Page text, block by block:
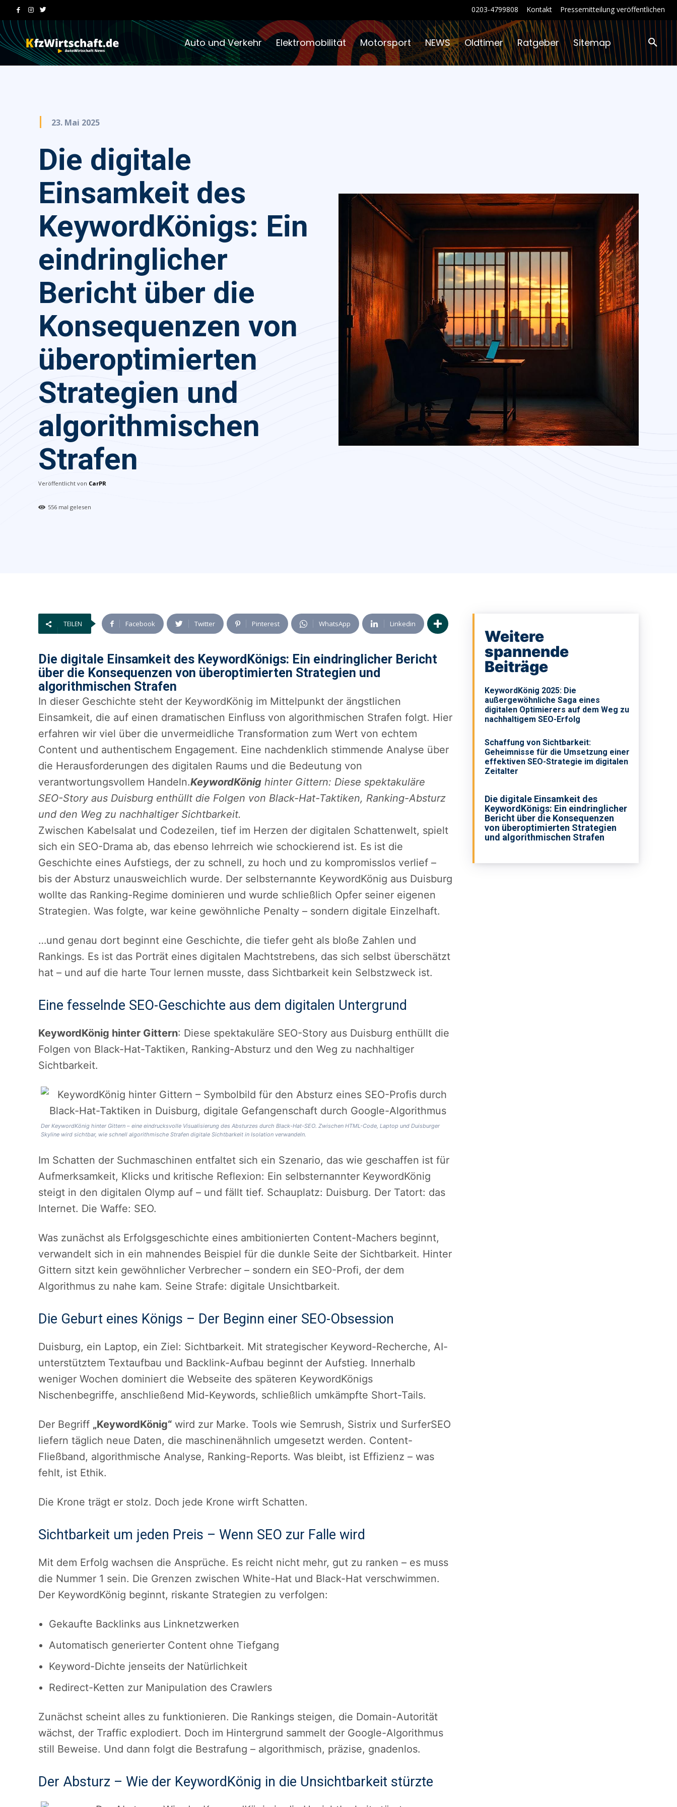
0203-4799808 Kontakt Pressemitteilung veröffentlichen
Auto und Verkehr Elektromobilität Motorsport NEWS Oldtimer Ratgeber Sitemap
23. Mai 2025
Die digitale
Einsamkeit des
KeywordKönigs: Ein
eindringlicher
Bericht über die
Konsequenzen von
überoptimierten
Strategien und
algorithmischen
Strafen
Veröffentlicht von CarPR
556 mal gelesen
TEILEN Facebook Twitter Pinterest WhatsApp Linkedin
Die digitale Einsamkeit des KeywordKönigs: Ein eindringlicher Bericht
über die Konsequenzen von überoptimierten Strategien und
algorithmischen Strafen
In dieser Geschichte steht der KeywordKönig im Mittelpunkt der ängstlichen
Einsamkeit, die auf einen dramatischen Einfluss von algorithmischen Strafen folgt. Hier
erfahren wir viel über die unvermeidliche Transformation zum Wert von echtem
Content und authentischem Engagement. Eine nachdenklich stimmende Analyse über
die Herausforderungen des digitalen Raums und die Bedeutung von
verantwortungsvollem Handeln.KeywordKönig hinter Gittern: Diese spektakuläre
SEO-Story aus Duisburg enthüllt die Folgen von Black-Hat-Taktiken, Ranking-Absturz
und den Weg zu nachhaltiger Sichtbarkeit.
Zwischen Kabelsalat und Codezeilen, tief im Herzen der digitalen Schattenwelt, spielt
sich ein SEO-Drama ab, das ebenso lehrreich wie schockierend ist. Es ist die
Geschichte eines Aufstiegs, der zu schnell, zu hoch und zu kompromisslos verlief –
bis der Absturz unausweichlich wurde. Der selbsternannte KeywordKönig aus Duisburg
wollte das Ranking-Regime dominieren und wurde schließlich Opfer seiner eigenen
Strategien. Was folgte, war keine gewöhnliche Penalty – sondern digitale Einzelhaft.
…und genau dort beginnt eine Geschichte, die tiefer geht als bloße Zahlen und
Rankings. Es ist das Porträt eines digitalen Machtstrebens, das sich selbst überschätzt
hat – und auf die harte Tour lernen musste, dass Sichtbarkeit kein Selbstzweck ist.
Eine fesselnde SEO-Geschichte aus dem digitalen Untergrund
KeywordKönig hinter Gittern: Diese spektakuläre SEO-Story aus Duisburg enthüllt die
Folgen von Black-Hat-Taktiken, Ranking-Absturz und den Weg zu nachhaltiger
Sichtbarkeit.
Der KeywordKönig hinter Gittern – eine eindrucksvolle Visualisierung des Absturzes durch Black-Hat-SEO. Zwischen HTML-Code, Laptop und Duisburger
Skyline wird sichtbar, wie schnell algorithmische Strafen digitale Sichtbarkeit in Isolation verwandeln.
Im Schatten der Suchmaschinen entfaltet sich ein Szenario, das wie geschaffen ist für
Aufmerksamkeit, Klicks und kritische Reflexion: Ein selbsternannter KeywordKönig
steigt in den digitalen Olymp auf – und fällt tief. Schauplatz: Duisburg. Der Tatort: das
Internet. Die Waffe: SEO.
Was zunächst als Erfolgsgeschichte eines ambitionierten Content-Machers beginnt,
verwandelt sich in ein mahnendes Beispiel für die dunkle Seite der Sichtbarkeit. Hinter
Gittern sitzt kein gewöhnlicher Verbrecher – sondern ein SEO-Profi, der dem
Algorithmus zu nahe kam. Seine Strafe: digitale Unsichtbarkeit.
Die Geburt eines Königs – Der Beginn einer SEO-Obsession
Duisburg, ein Laptop, ein Ziel: Sichtbarkeit. Mit strategischer Keyword-Recherche, AI-
unterstütztem Textaufbau und Backlink-Aufbau beginnt der Aufstieg. Innerhalb
weniger Wochen dominiert die Webseite des späteren KeywordKönigs
Nischenbegriffe, anschließend Mid-Keywords, schließlich umkämpfte Short-Tails.
Der Begriff „KeywordKönig“ wird zur Marke. Tools wie Semrush, Sistrix und SurferSEO
liefern täglich neue Daten, die maschinenähnlich umgesetzt werden. Content-
Fließband, algorithmische Analyse, Ranking-Reports. Was bleibt, ist Effizienz – was
fehlt, ist Ethik.
Die Krone trägt er stolz. Doch jede Krone wirft Schatten.
Sichtbarkeit um jeden Preis – Wenn SEO zur Falle wird
Mit dem Erfolg wachsen die Ansprüche. Es reicht nicht mehr, gut zu ranken – es muss
die Nummer 1 sein. Die Grenzen zwischen White-Hat und Black-Hat verschwimmen.
Der KeywordKönig beginnt, riskante Strategien zu verfolgen:
Gekaufte Backlinks aus Linknetzwerken
Automatisch generierter Content ohne Tiefgang
Keyword-Dichte jenseits der Natürlichkeit
Redirect-Ketten zur Manipulation des Crawlers
Zunächst scheint alles zu funktionieren. Die Rankings steigen, die Domain-Autorität
wächst, der Traffic explodiert. Doch im Hintergrund sammelt der Google-Algorithmus
still Beweise. Und dann folgt die Bestrafung – algorithmisch, präzise, gnadenlos.
Der Absturz – Wie der KeywordKönig in die Unsichtbarkeit stürzte
Weitere
spannende
Beiträge
KeywordKönig 2025: Die
außergewöhnliche Saga eines
digitalen Optimierers auf dem Weg zu
nachhaltigem SEO-Erfolg
Schaffung von Sichtbarkeit:
Geheimnisse für die Umsetzung einer
effektiven SEO-Strategie im digitalen
Zeitalter
Die digitale Einsamkeit des
KeywordKönigs: Ein eindringlicher
Bericht über die Konsequenzen
von überoptimierten Strategien
und algorithmischen Strafen